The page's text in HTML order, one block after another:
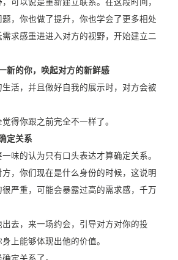
可以说是重新建立联系。在这段时间，
，你也做了提升，你也学会了更多相处
求感重进进入对方的视野，开始建立二
新的你，唤起对方的新鲜感
活，并且做好自我的展示时，对方会被
得你跟之前完全不一样了。
定关系
味的认为只有口头表达才算确定关系。
，你们现在是什么身份的时候，这说明
严重，可能会暴露过高的需求感，千万
去，来一场约会，引导对方对你的投
上能够体现出他的价值。